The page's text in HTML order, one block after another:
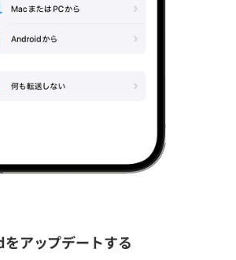
アップデートする